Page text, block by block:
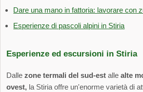
Dare una mano in fattoria: lavorare con
Esperienze di pascoli alpini in Stiria
Esperienze ed escursioni in Stiria
Dalle zone termali del sud-est alle alte
ovest, la Stiria offre un'enorme varietà di